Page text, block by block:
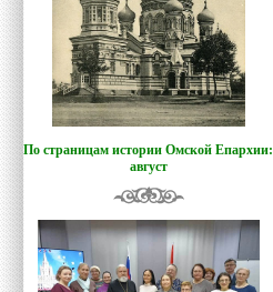
По страницам истории Омской Епархии:
август